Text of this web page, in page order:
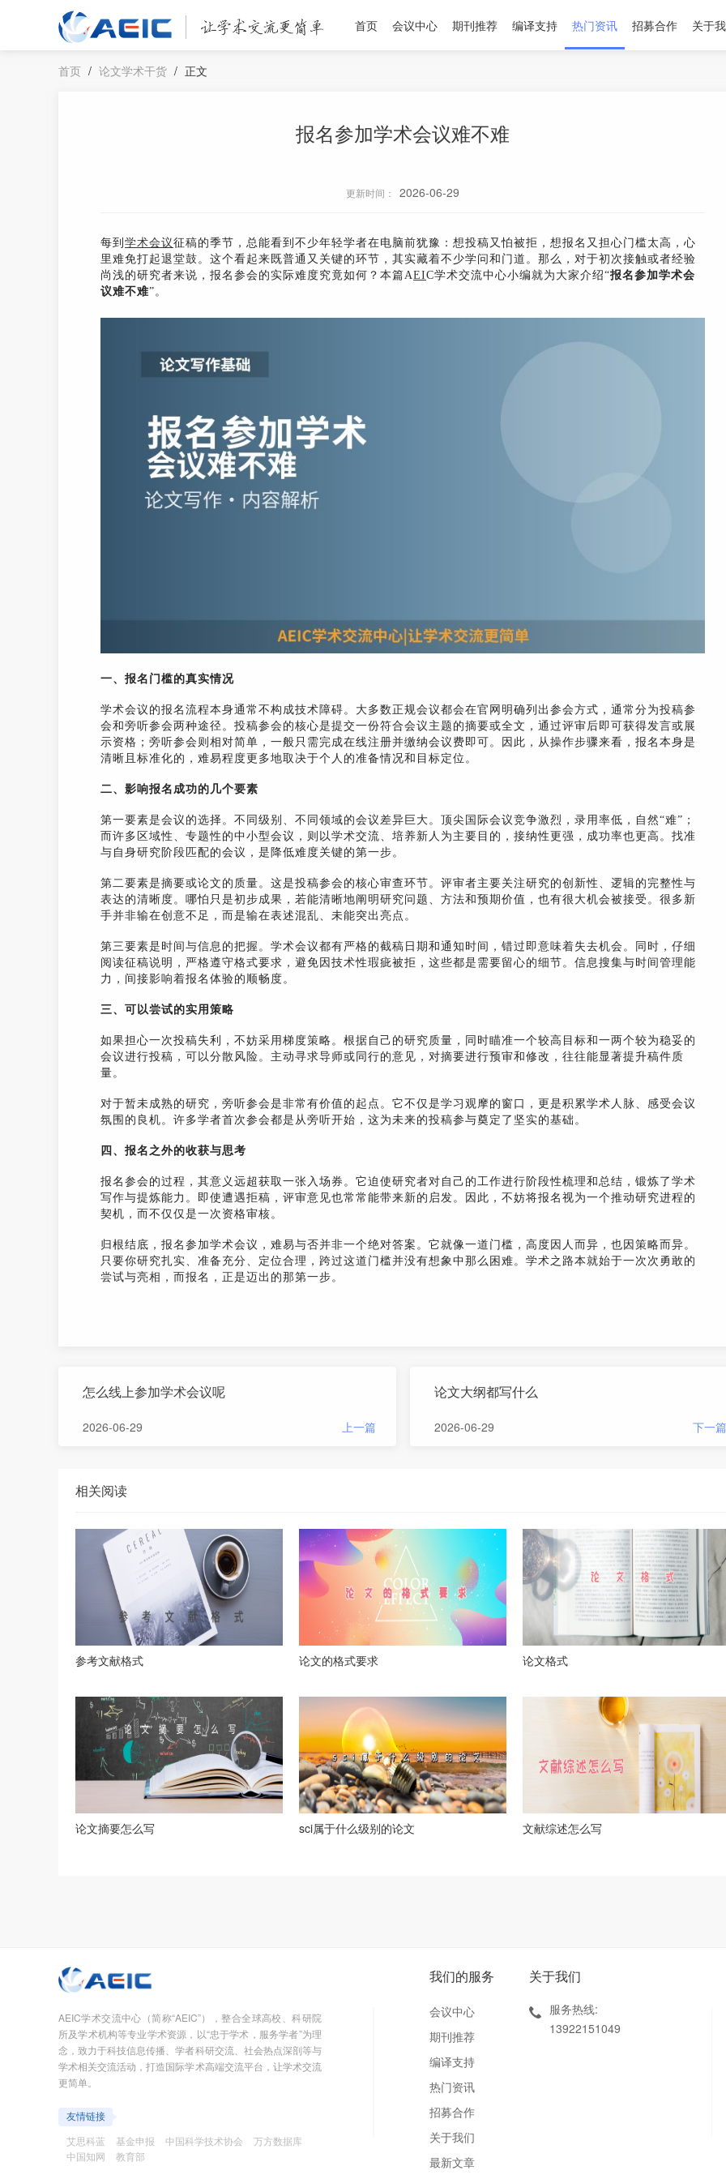
首页 会议中心 期刊推荐 编译支持 热门资讯 招募合作 关于
首页 / 论文学术干货 / 正文
报名参加学术会议难不难
更新时间： 2026-06-29
每到 学术会议征稿的季节，总能看到不少年轻学者在电脑前犹豫：想投稿又怕被拒，想报名又担心门槛太高，心
里难免打起退堂鼓。这个看起来既普通又关键的环节，其实藏着不少学问和门道。那么，对于初次接触或者经验
尚浅的研究者来说，报名参会的实际难度究竟如何？本篇AEIC学术交流中心小编就为大家介绍“报名参加学术会
议难不难”。
一、报名门槛的真实情况
学术会议的报名流程本身通常不构成技术障碍。大多数正规会议都会在官网明确列出参会方式，通常分为投稿参
会和旁听参会两种途径。投稿参会的核心是提交一份符合会议主题的摘要或全文，通过评审后即可获得发言或展
示资格；旁听参会则相对简单，一般只需完成在线注册并缴纳会议费即可。因此，从操作步骤来看，报名本身是
清晰且标准化的，难易程度更多地取决于个人的准备情况和目标定位。
二、影响报名成功的几个要素
第一要素是会议的选择。不同级别、不同领域的会议差异巨大。顶尖国际会议竞争激烈，录用率低，自然“难”；
而许多区域性、专题性的中小型会议，则以学术交流、培养新人为主要目的，接纳性更强，成功率也更高。找准
与自身研究阶段匹配的会议，是降低难度关键的第一步。
第二要素是摘要或论文的质量。这是投稿参会的核心审查环节。评审者主要关注研究的创新性、逻辑的完整性与
表达的清晰度。哪怕只是初步成果，若能清晰地阐明研究问题、方法和预期价值，也有很大机会被接受。很多新
手并非输在创意不足，而是输在表述混乱、未能突出亮点。
第三要素是时间与信息的把握。学术会议都有严格的截稿日期和通知时间，错过即意味着失去机会。同时，仔细
阅读征稿说明，严格遵守格式要求，避免因技术性瑕疵被拒，这些都是需要留心的细节。信息搜集与时间管理能
力，间接影响着报名体验的顺畅度。
三、可以尝试的实用策略
如果担心一次投稿失利，不妨采用梯度策略。根据自己的研究质量，同时瞄准一个较高目标和一两个较为稳妥的
会议进行投稿，可以分散风险。主动寻求导师或同行的意见，对摘要进行预审和修改，往往能显著提升稿件质
量。
对于暂未成熟的研究，旁听参会是非常有价值的起点。它不仅是学习观摩的窗口，更是积累学术人脉、感受会议
氛围的良机。许多学者首次参会都是从旁听开始，这为未来的投稿参与奠定了坚实的基础。
四、报名之外的收获与思考
报名参会的过程，其意义远超获取一张入场券。它迫使研究者对自己的工作进行阶段性梳理和总结，锻炼了学术
写作与提炼能力。即使遭遇拒稿，评审意见也常常能带来新的启发。因此，不妨将报名视为一个推动研究进程的
契机，而不仅仅是一次资格审核。
归根结底，报名参加学术会议，难易与否并非一个绝对答案。它就像一道门槛，高度因人而异，也因策略而异。
只要你研究扎实、准备充分、定位合理，跨过这道门槛并没有想象中那么困难。学术之路本就始于一次次勇敢的
尝试与亮相，而报名，正是迈出的那第一步。
怎么线上参加学术会议呢
2026-06-29 上一篇
论文大纲都写什么
2026-06-29 下一篇
相关阅读
参考文献格式 论文的格式要求 论文格式
论文摘要怎么写 sci属于什么级别的论文 文献综述怎么写
AEIC学术交流中心（简称“AEIC”），整合全球高校、科研院
所及学术机构等专业学术资源，以“忠于学术，服务学者”为理
念，致力于科技信息传播、学者科研交流、社会热点深剖等与
学术相关交流活动，打造国际学术高端交流平台，让学术交流
更简单。
友情链接
艾思科蓝
基金申报 中国科学技术协会
万方数据库
中国知网
教育部
我们的服务
会议中心
期刊推荐
编译支持
热门资讯
招募合作
关于我们
最新文章
关于我们
服务热线:
13922151049